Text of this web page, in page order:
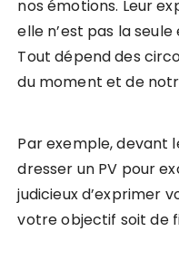
nos émotions. Leur
elle n’est pas la
Tout dépend des
du moment et de
Par exemple, devant
dresser un PV pour
judicieux d’exprimer
votre objectif soit de